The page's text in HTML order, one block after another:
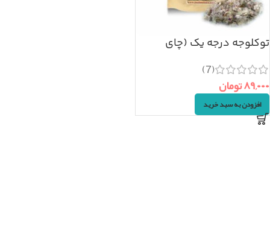
توکلوجه درجه یک (چای
(7)
۸۹,۰۰۰تومان
افزودن به سبد خرید